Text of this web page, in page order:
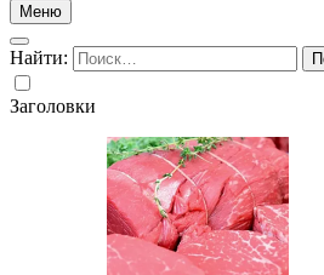
Меню
Найти:
Заголовки